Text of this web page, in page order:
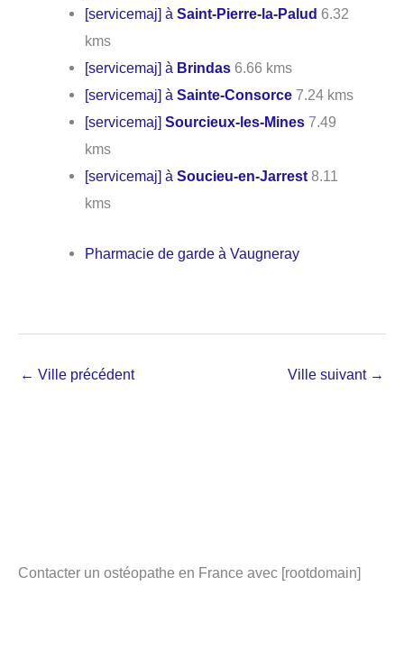
[servicemaj] àSaint-Pierre-la-Palud 6.32
kms
[servicemaj] à Brindas 6.66 kms
[servicemaj] àSainte-Consorce 7.24 kms
[servicemaj]Sourcieux-les-Mines 7.49
kms
[servicemaj] àSoucieu-en-Jarrest 8.11
kms
Pharmacie de garde à Vaugneray
← Ville précédent Ville suivant →
Contacter un ostéopathe en France avec [rootdomain]